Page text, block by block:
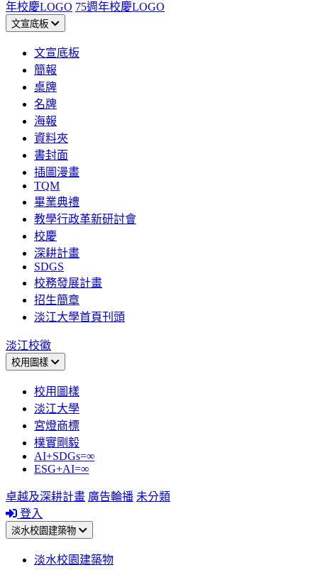
年校慶LOGO 75週年校慶LOGO
文宣底板
文宣底板
簡報
桌牌
名牌
海報
資料夾
書封面
插圖漫畫
TQM
畢業典禮
教學行政革新研討會
校慶
深耕計畫
SDGS
校務發展計畫
招生簡章
淡江大學首頁刊頭
淡江校徽
校用圖樣
校用圖樣
淡江大學
宮燈商標
樸實剛毅
AI+SDGs=∞
ESG+AI=∞
卓越及深耕計畫 廣告輪播 未分類
登入
淡水校園建築物
淡水校園建築物